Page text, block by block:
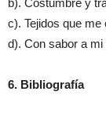
c). Tejidos que me
d). Con sabor a mi
6. Bibliografía